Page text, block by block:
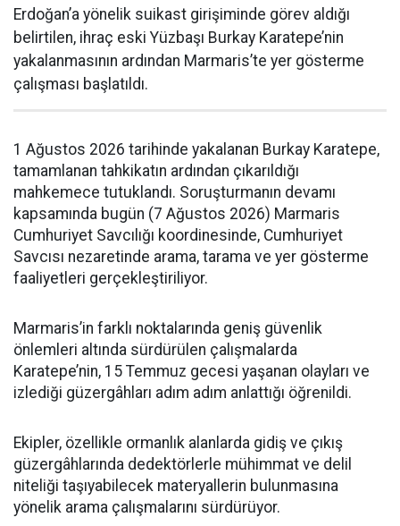
Erdoğan’a yönelik suikast girişiminde görev aldığı
belirtilen, ihraç eski Yüzbaşı Burkay Karatepe’nin
yakalanmasının ardından Marmaris’te yer gösterme
çalışması başlatıldı.
1 Ağustos 2026 tarihinde yakalanan Burkay Karatepe,
tamamlanan tahkikatın ardından çıkarıldığı
mahkemece tutuklandı. Soruşturmanın devamı
kapsamında bugün (7 Ağustos 2026) Marmaris
Cumhuriyet Savcılığı koordinesinde, Cumhuriyet
Savcısı nezaretinde arama, tarama ve yer gösterme
faaliyetleri gerçekleştiriliyor.
Marmaris’in farklı noktalarında geniş güvenlik
önlemleri altında sürdürülen çalışmalarda
Karatepe’nin, 15 Temmuz gecesi yaşanan olayları ve
izlediği güzergâhları adım adım anlattığı öğrenildi.
Ekipler, özellikle ormanlık alanlarda gidiş ve çıkış
güzergâhlarında dedektörlerle mühimmat ve delil
niteliği taşıyabilecek materyallerin bulunmasına
yönelik arama çalışmalarını sürdürüyor.